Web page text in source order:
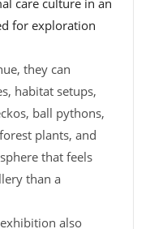
care culture in an
for exploration
they can
habitat setups,
ball pythons,
plants, and
that feels
than a
also